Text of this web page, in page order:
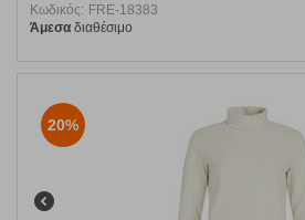
Κωδικός: FRE-18383
Άμεσα διαθέσιμο
20%